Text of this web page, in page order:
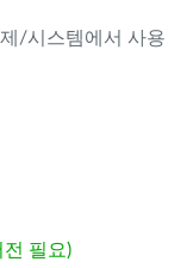
/시스템에서 사용
전 필요)